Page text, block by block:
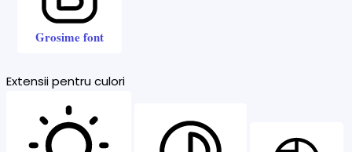
Grosime font
Extensii pentru culori